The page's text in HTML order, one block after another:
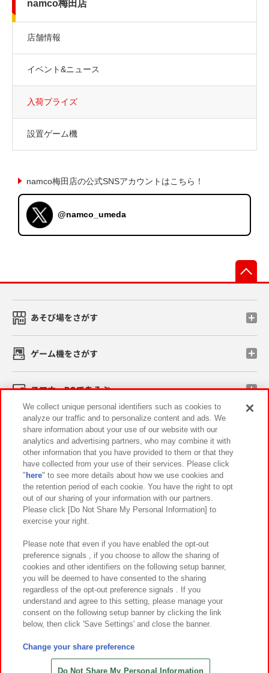
namco梅田店
店舗情報
イベント&ニュース
入荷プライズ
設置ゲーム機
namco梅田店の公式SNSアカウントはこちら！
@namco_umeda
あそび場をさがす
ゲーム機をさがす
スマホ・PCであそぶ
イベント・キャンペーン
関連会社 サステナビリティ サイトポリシー
プライバシーポリシー ウェブアクセシビリティ方針と検証結果
お取引先さまとともに
カスタマーハラスメント対応方針 よくあるご質問・お問い合わせ
©Bandai Namco Amusement Inc.
©Bandai Namco Amusement Lab Inc.
©HANAYASHIKI Co., Ltd. All Rights Reserved.
We collect unique personal identifiers such as cookies to
analyze our traffic and to personalize content and ads. We
share information about your use of our website with our
analytics and advertising partners, who may combine it with
other information that you have provided to them or that they
have collected from your use of their services. Please click
" here" to see more details about how we use cookies and
the retention period of each cookie. You have the right to opt
out of our sharing of your information with our partners.
Please click [Do Not Share My Personal Information] to
exercise your right.
Please note that even if you have enabled the opt-out
preference signals , if you choose to allow the sharing of
cookies and other identifiers on the following setup banner,
you will be deemed to have consented to the sharing
regardless of the opt-out preference signals . If you
understand and agree to this setting, please manage your
consent on the following setup banner by clicking the link
below, then click 'Save Settings' and close the banner.
Change your share preference
Do Not Share My Personal Information